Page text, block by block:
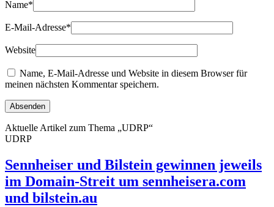
Name*
E-Mail-Adresse*
Website
Name, E-Mail-Adresse und Website in diesem Browser für
meinen nächsten Kommentar speichern.
Aktuelle Artikel zum Thema „UDRP“
UDRP
Sennheiser und Bilstein gewinnen jeweils
im Domain-Streit um sennheisera.com
und bilstein.au